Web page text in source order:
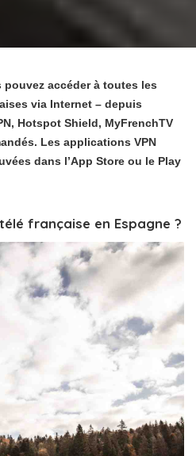
pouvez accéder à toutes les
via Internet – depuis
Hotspot Shield, MyFrenchTV
Les applications VPN
dans l’App Store ou le Play
française en Espagne ?